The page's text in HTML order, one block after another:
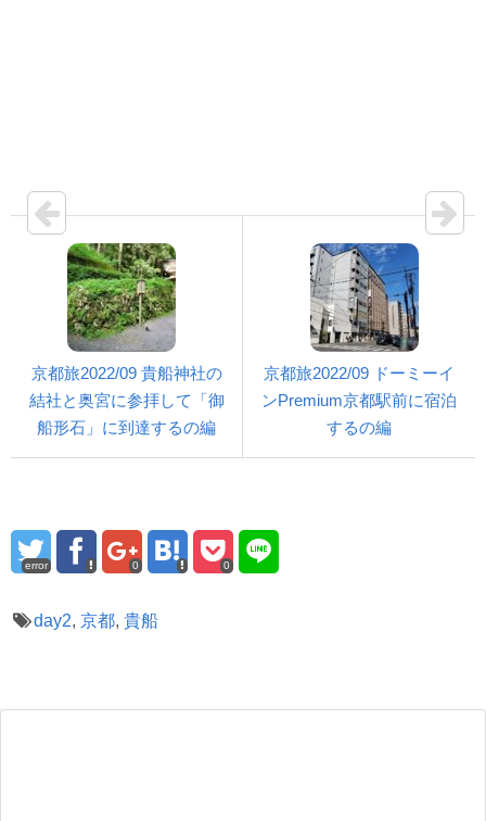
京都旅2022/09 貴船神社の
結社と奥宮に参拝して「御
船形石」に到達するの編
京都旅2022/09 ドーミーイ
ンPremium京都駅前に宿泊
するの編
error 0 0
day2, 京都, 貴船